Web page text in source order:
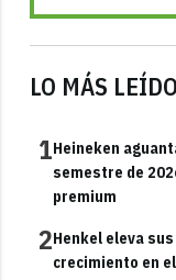
LO MÁS LEÍDO
1Heineken
semestre de
premium
2Henkel eleva
crecimiento en